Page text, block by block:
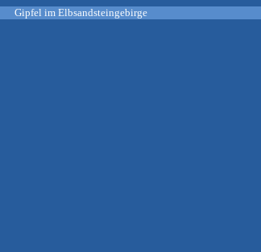
Gipfel im Elbsandsteingebirge